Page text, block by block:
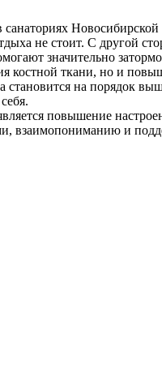
не стоит. С другой
значительно
костной ткани, но и
становится на порядок
повышение
взаимопониманию и